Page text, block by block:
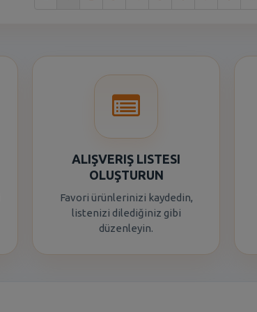
ALIŞVERIŞ LISTESI
OLUŞTURUN
Favori ürünlerinizi kaydedin,
listenizi dilediğiniz gibi
düzenleyin.